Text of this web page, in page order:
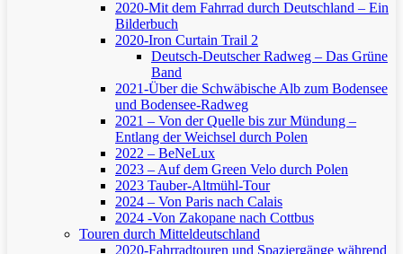
2020-Mit dem Fahrrad durch Deutschland – Ein
Bilderbuch
2020-Iron Curtain Trail 2
Deutsch-Deutscher Radweg – Das Grüne
Band
2021-Über die Schwäbische Alb zum Bodensee
und Bodensee-Radweg
2021 – Von der Quelle bis zur Mündung –
Entlang der Weichsel durch Polen
2022 – BeNeLux
2023 – Auf dem Green Velo durch Polen
2023 Tauber-Altmühl-Tour
2024 – Von Paris nach Calais
2024 -Von Zakopane nach Cottbus
Touren durch Mitteldeutschland
2020-Fahrradtouren und Spaziergänge während